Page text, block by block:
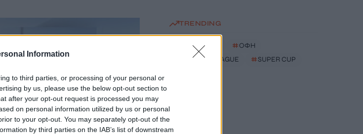
Information
to third parties, or processing of your personal or
by us, please use the below opt-out section to
after your opt-out request is processed you may
on personal information utilized by us or personal
to your opt-out. You may separately opt-out of the
by third parties on the IAB’s list of downstream
TRENDING
ΒΡΕΤΑΝΙΔΑ #ΟΦΗ
EUROPA LEAGUE #SUPER CUP